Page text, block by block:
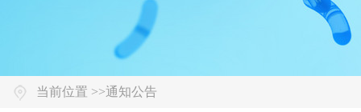
当前位置 >>通知公告